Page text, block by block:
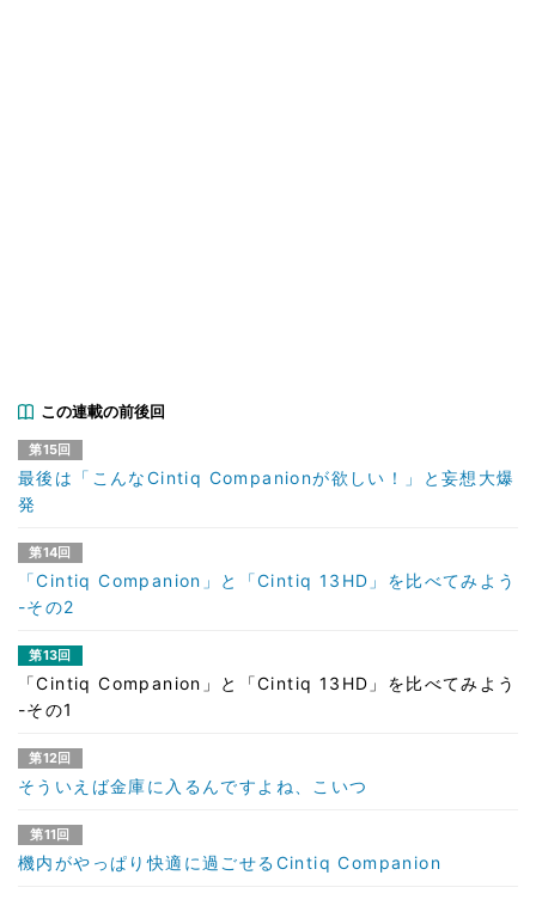
この連載の前後回
第15回
最後は「こんなCintiq Companionが欲しい！」と妄想大爆
発
第14回
「Cintiq Companion」と「Cintiq 13HD」を比べてみよう
-その2
第13回
「Cintiq Companion」と「Cintiq 13HD」を比べてみよう
-その1
第12回
そういえば金庫に入るんですよね、こいつ
第11回
機内がやっぱり快適に過ごせるCintiq Companion